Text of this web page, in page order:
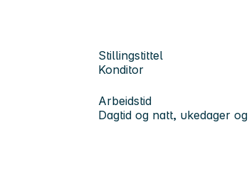
Stillingstittel
Konditor
Arbeidstid
Dagtid og natt, ukedager